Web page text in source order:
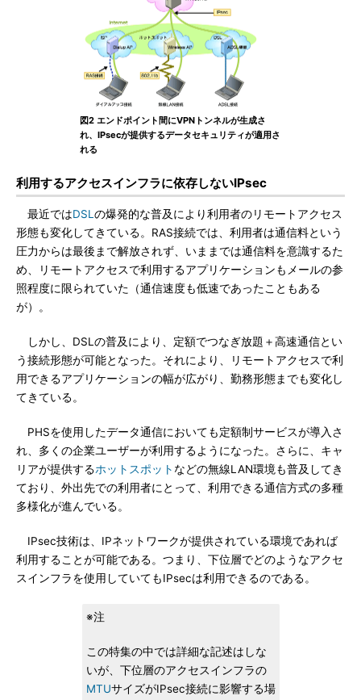
図2 エンドポイント間にVPNトンネルが生成さ
れ、IPsecが提供するデータセキュリティが適用さ
れる
利用するアクセスインフラに依存しないIPsec
最近ではDSL の爆発的な普及により利用者のリモートアクセス
形態も変化してきている。RAS接続では、利用者は通信料という
圧力からは最後まで解放されず、いままでは通信料を意識するた
め、リモートアクセスで利用するアプリケーションもメールの参
照程度に限られていた（通信速度も低速であったこともある
が）。
しかし、DSLの普及により、定額でつなぎ放題＋高速通信とい
う接続形態が可能となった。それにより、リモートアクセスで利
用できるアプリケーションの幅が広がり、勤務形態までも変化し
てきている。
PHSを使用したデータ通信においても定額制サービスが導入さ
れ、多くの企業ユーザーが利用するようになった。さらに、キャ
リアが提供するホットスポット などの無線LAN環境も普及してき
ており、外出先での利用者にとって、利用できる通信方式の多種
多様化が進んでいる。
IPsec技術は、IPネットワークが提供されている環境であれば
利用することが可能である。つまり、下位層でどのようなアクセ
スインフラを使用していてもIPsecは利用できるのである。
※注
この特集の中では詳細な記述はしな
いが、下位層のアクセスインフラの
MTUサイズがIPsec接続に影響する場